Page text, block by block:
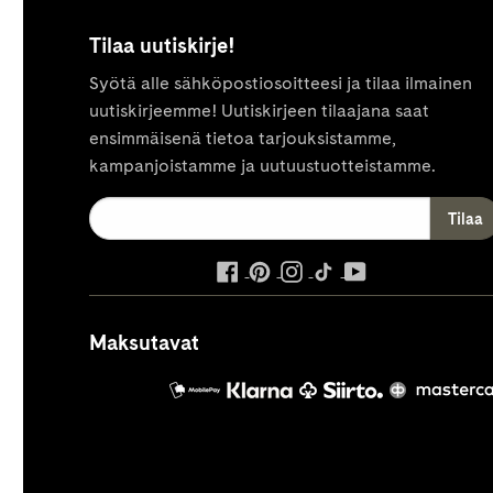
Tilaa uutiskirje!
Syötä alle sähköpostiosoitteesi ja tilaa ilmainen
uutiskirjeemme! Uutiskirjeen tilaajana saat
ensimmäisenä tietoa tarjouksistamme,
kampanjoistamme ja uutuustuotteistamme.
ulkoinen
palvelu,
ulkoinen
palvelu,
ulkoinen
palvelu,
ulkoinen
palvelu,
palvelu,
Maksutavat